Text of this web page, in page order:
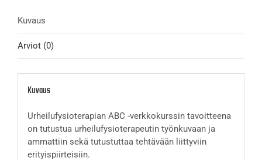
Kuvaus
Arviot (0)
Kuvaus
Urheilufysioterapian ABC -verkkokurssin tavoitteena
on tutustua urheilufysioterapeutin työnkuvaan ja
ammattiin sekä tutustuttaa tehtävään liittyviin
erityispiirteisiin.